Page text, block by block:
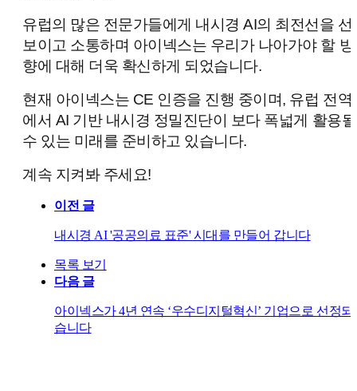
유럽의 많은 전문가들에게 내시경 AI의 최전선을 선
보이고 소통하며 아이넥스는 우리가 나아가야 할 방
향에 대해 더욱 확신하게 되었습니다.
현재 아이넥스는 CE 인증을 진행 중이며, 유럽 전역
에서 AI 기반 내시경 정밀진단이 보다 폭넓게 활용될
수 있는 미래를 준비하고 있습니다.
계속 지켜봐 주세요!
이전 글
내시경 AI '공공의료 표준' 시대를 만들어 갑니다
목록 보기
다음 글
아이넥스가 4년 연속 ‘우수디지털혁신’ 기업으로 선정되
습니다